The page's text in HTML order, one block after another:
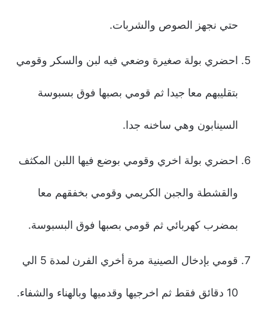
حتي نجهز الصوص والشربات.
احضري بولة صغيرة وضعي فيه لبن والسكر وقومي
بتقليبهم معا جيدا ثم قومي بصبها فوق بسبوسة
السينابون وهي ساخنه جدا.
احضري بولة اخري وقومي بوضع فيها اللبن المكثف
والقشطة والجبن الكريمي وقومي بخفقهم معا
بمضرب كهربائي ثم قومي بصبها فوق البسبوسة.
قومي بإدخال الصينية مرة أخري الفرن لمدة 5 الي
10 دقائق فقط ثم اخرجيها وقدميها وبالهناء والشفاء.